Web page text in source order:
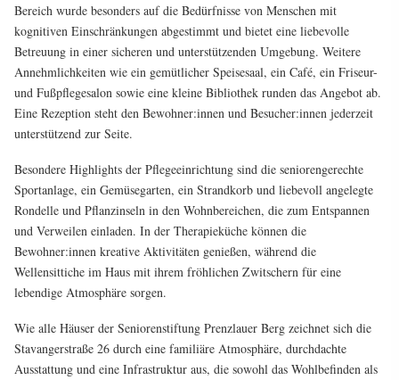
Bereich wurde besonders auf die Bedürfnisse von Menschen mit
kognitiven Einschränkungen abgestimmt und bietet eine liebevolle
Betreuung in einer sicheren und unterstützenden Umgebung. Weitere
Annehmlichkeiten wie ein gemütlicher Speisesaal, ein Café, ein Friseur-
und Fußpflegesalon sowie eine kleine Bibliothek runden das Angebot ab.
Eine Rezeption steht den Bewohner:innen und Besucher:innen jederzeit
unterstützend zur Seite.
Besondere Highlights der Pflegeeinrichtung sind die seniorengerechte
Sportanlage, ein Gemüsegarten, ein Strandkorb und liebevoll angelegte
Rondelle und Pflanzinseln in den Wohnbereichen, die zum Entspannen
und Verweilen einladen. In der Therapieküche können die
Bewohner:innen kreative Aktivitäten genießen, während die
Wellensittiche im Haus mit ihrem fröhlichen Zwitschern für eine
lebendige Atmosphäre sorgen.
Wie alle Häuser der Seniorenstiftung Prenzlauer Berg zeichnet sich die
Stavangerstraße 26 durch eine familiäre Atmosphäre, durchdachte
Ausstattung und eine Infrastruktur aus, die sowohl das Wohlbefinden als